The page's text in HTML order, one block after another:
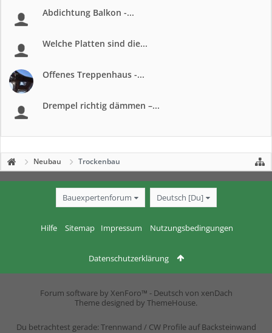
Abdichtung Balkon -...
Welche Platten sind die...
Offenes Treppenhaus -...
Drempel richtig dämmen –...
Neubau Trockenbau
Bauexpertenforum Deutsch [Du]
Hilfe Sitemap Impressum Nutzungsbedingungen
Datenschutzerklärung
Forum software by XenForo™ - Deutsch von xenDach
Theme designed by ThemeHouse.
Du betrachtest gerade: Trennwand / CW Profile auf Backsteinwand